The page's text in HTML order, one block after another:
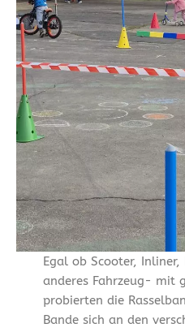
Egal ob Scooter,
anderes Fahrzeug- mit
probierten die
Bande sich an den